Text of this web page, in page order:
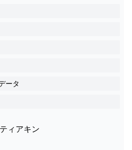
ータ
ティアキン